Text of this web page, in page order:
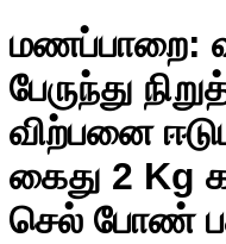
மணப்பாறை:
பேருந்து
விற்பனை
கைது 2 Kg
செல் போண்